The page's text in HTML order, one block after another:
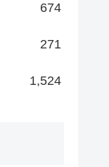
674
271
1,524